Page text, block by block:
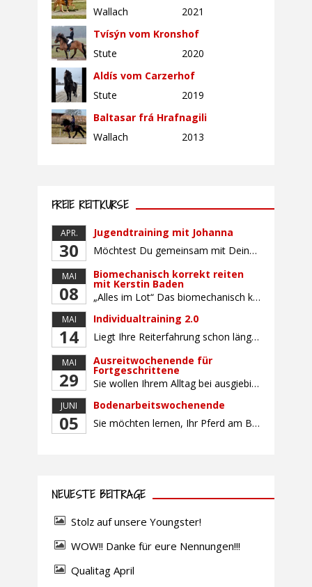
Wallach
2021
Tvísýn vom Kronshof
Stute
2020
Aldís vom Carzerhof
Stute
2019
Baltasar frá Hrafnagili
Wallach
2013
FREIE REITKURSE
APR.
30
Jugendtraining mit Johanna
Möchtest Du gemeinsam mit Deinem Pferd sicherer und selbstbewusster Reiten, Dich mit gleichaltrigen Teilnehmern (Alter: 9-16 Jahre) austauschen und Dich vielleicht auch auf ein Turnier vorbereiten? Dann bietet Dir dieser Kurs die perfekte Gelegenheit, mit Deinem Pferd gemeinsam zu wachsen und an Sitz, Hilfengebung und Turnierroutine zu arbeiten. Der Unterricht findet in Gruppen von bis […]
MAI
08
Biomechanisch korrekt reiten
mit Kerstin Baden
„Alles im Lot“ Das biomechanisch korrekte Reiten vereint viele wichtige Erkenntnisse der Reitkunst und der Physiologie von Pferd und Reiter miteinander. Ziel ist die größtmögliche Symmetrie des Reiters, denn erst wenn „alles im Lot“ ist, kann das Pferd den Reiter ausbalanciert und losgelassen tragen. Dafür muss der Reiter lernen, die Reaktionen seines Pferdes auf seinen […]
MAI
14
Individualtraining 2.0
Liegt Ihre Reiterfahrung schon länger zurück oder fühlen Sie sich noch nicht richtig fit? Oder sind Sie bereits ein sicherer Reiter und freuen sich auf weiterführenden Unterricht? Training für Reiter:innen mit unterschiedlicher Reiterfahrung, auf die Wünsche und Kenntnisse des Einzelnen abgestimmt. Ein abwechslungsreiches Programm mit individuellem Reitunterricht mit unterschiedlichen Schwerpunkten und für Fortgeschrittene auch mit […]
MAI
29
Ausreitwochenende für
Fortgeschrittene
Sie wollen Ihrem Alltag bei ausgiebigen Ritten durch unser wunderschönes Gelände entfliehen? Dann ist das Ausreitwochenende genau das Richtige. Geübte und sichere Reiter und Reiterinnen genießen die herrliche Natur unter erfahrener Rittführung. Teilnahme mit Leih- oder eigenem Pferd möglich. Mindestteilnehmerzahl: 5 Personen
JUNI
05
Bodenarbeitswochenende
Sie möchten lernen, Ihr Pferd am Boden gezielt zu gymnastizieren und durch feine Kommunikation zu führen? Dieser Kurs vermittelt, wie gezieltes und korrektes Longieren zur gymnastizierenden Arbeit mit dem Pferd beitragen. Wir arbeiten mit Hilfe eines Kappzaums – ohne Ausbinder oder andere Hilfszügel. Im Mittelpunkt stehen feine Kommunikation, klare Körpersprache und präzise Hilfengebung mit dem […]
NEUESTE BEITRÄGE
Stolz auf unsere Youngster!
WOW!! Danke für eure Nennungen!!!
Qualitag April